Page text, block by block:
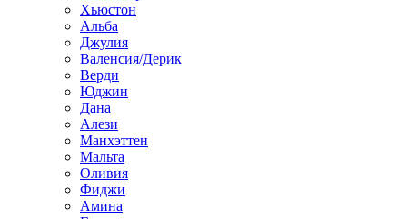
Хьюстон
Альба
Джулия
Валенсия/Дерик
Верди
Юджин
Дана
Алези
Манхэттен
Мальта
Оливия
Фиджи
Амина